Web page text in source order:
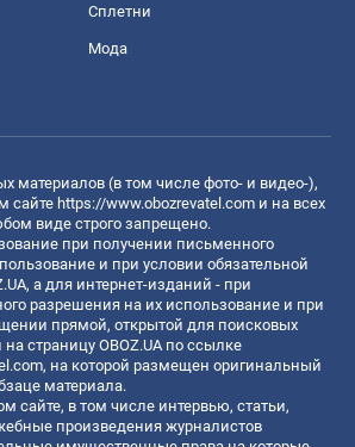
Сплетни
Мода
материалов (в том числе фото- и видео-),
сайте https://www.obozrevatel.com и на всех
виде строго запрещено.
при получении письменного
и при условии обязательной
а для интернет-изданий - при
разрешения на их использование и при
прямой, открытой для поисковых
страницу OBOZ.UA по ссылке
, на которой размещен оригинальный
материала.
сайте, в том числе интервью, статьи,
произведения журналистов